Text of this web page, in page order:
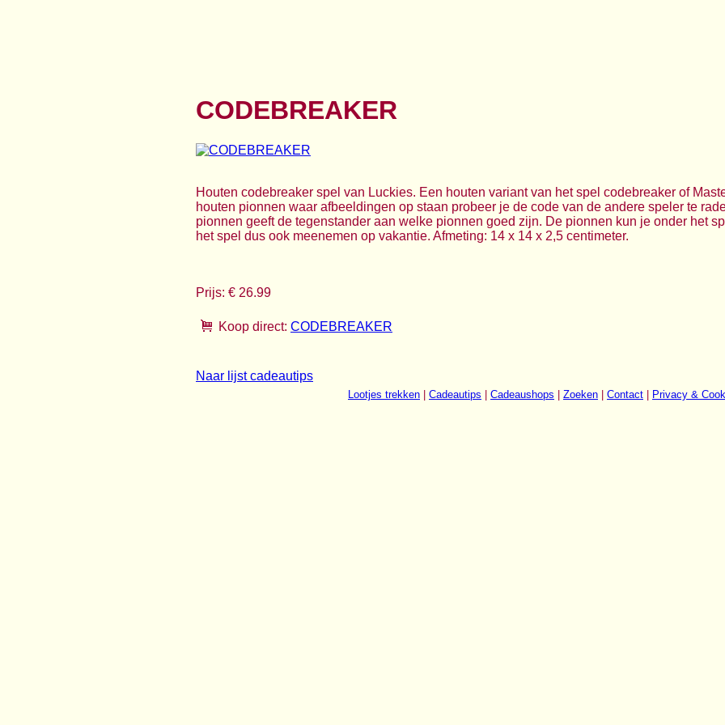
CODEBREAKER
Houten codebreaker spel van Luckies. Een houten variant van het spel codebreaker of
houten pionnen waar afbeeldingen op staan probeer je de code van de andere speler te
pionnen geeft de tegenstander aan welke pionnen goed zijn. De pionnen kun je onder het
het spel dus ook meenemen op vakantie. Afmeting: 14 x 14 x 2,5 centimeter.
Prijs: € 26.99
Koop direct: CODEBREAKER
Naar lijst cadeautips
Lootjes trekken Cadeautips Cadeaushops Zoeken Contact Privacy &